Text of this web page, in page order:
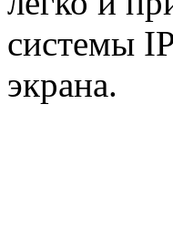
системы
экрана.